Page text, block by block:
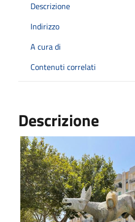
Descrizione
Indirizzo
A cura di
Contenuti correlati
Descrizione